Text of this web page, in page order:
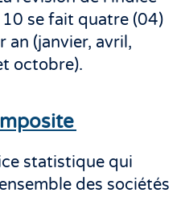
10 se fait quatre (04)
an (janvier, avril,
octobre).
statistique qui
des sociétés